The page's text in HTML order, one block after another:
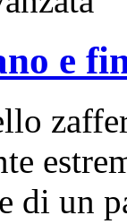
e
di un